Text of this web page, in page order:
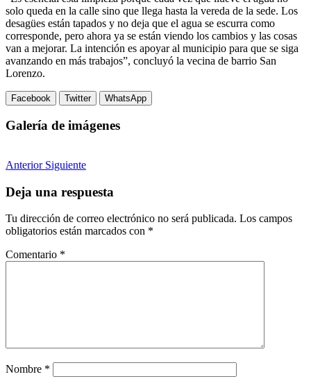
solo queda en la calle sino que llega hasta la vereda de la sede. Los
desagües están tapados y no deja que el agua se escurra como
corresponde, pero ahora ya se están viendo los cambios y las cosas
van a mejorar. La intención es apoyar al municipio para que se siga
avanzando en más trabajos”, concluyó la vecina de barrio San
Lorenzo.
Facebook Twitter WhatsApp
Galería de imágenes
Anterior Siguiente
Deja una respuesta
Tu dirección de correo electrónico no será publicada. Los campos
obligatorios están marcados con *
Comentario *
Nombre *